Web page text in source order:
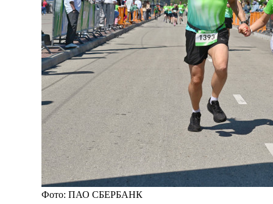
Фото: ПАО СБЕРБАНК